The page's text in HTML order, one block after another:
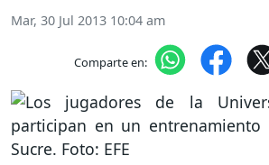
Mar, 30 Jul 2013 10:04 am
Comparte en: